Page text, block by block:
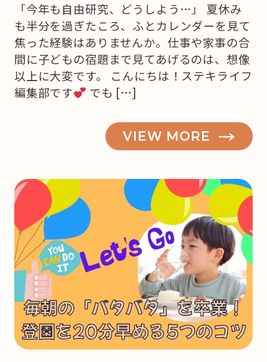
「今年も自由研究、どうしよう…」 夏休み
も半分を過ぎたころ、ふとカレンダーを見て
焦った経験はありませんか。仕事や家事の合
間に子どもの宿題まで見てあげるのは、想像
以上に大変です。 こんにちは！ステキライフ
編集部です
でも […]
VIEW MORE